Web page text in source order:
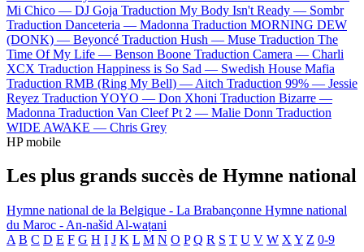
Mi Chico — DJ Goja Traduction My Body Isn't Ready — Sombr
Traduction Danceteria — Madonna Traduction MORNING DEW
(DONK) — Beyoncé Traduction Hush — Muse Traduction The
Time Of My Life — Benson Boone Traduction Camera — Charli
XCX Traduction Happiness is So Sad — Swedish House Mafia
Traduction RMB (Ring My Bell) — Aitch Traduction 99% — Jessie
Reyez Traduction YOYO — Don Xhoni Traduction Bizarre —
Madonna Traduction Van Cleef Pt 2 — Malie Donn Traduction
WIDE AWAKE — Chris Grey
HP mobile
Les plus grands succès de Hymne national
Hymne national de la Belgique - La Brabançonne Hymne national
du Maroc - An-našid Al-waṭani
A B C D E F G H I J K L M N O P Q R S T U V W X Y Z 0-9